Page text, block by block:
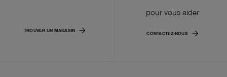
TROUVER UN MAGASIN
pour vous aider
CONTACTEZ-NOUS